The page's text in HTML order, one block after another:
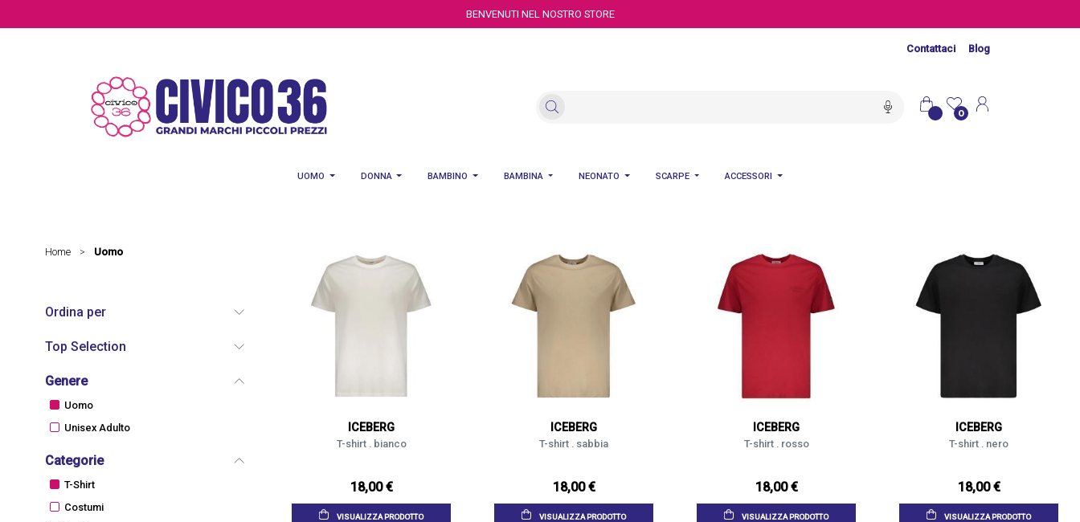
BENVENUTI NEL NOSTRO STORE
Contattaci Blog
0
UOMO DONNA BAMBINO BAMBINA NEONATO SCARPE ACCESSORI
Home > Uomo
Ordina per
Top Selection
Genere
Uomo
Unisex Adulto
Categorie
T-Shirt
Costumi
ICEBERG
T-shirt . bianco
18,00 €
VISUALIZZA PRODOTTO
ICEBERG
T-shirt . sabbia
18,00 €
VISUALIZZA PRODOTTO
ICEBERG
T-shirt . rosso
18,00 €
VISUALIZZA PRODOTTO
ICEBERG
T-shirt . nero
18,00 €
VISUALIZZA PRODOTTO